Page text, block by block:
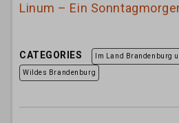
Linum – Ein
CATEGORIES Im Land Brandenburg
Wildes Brandenburg